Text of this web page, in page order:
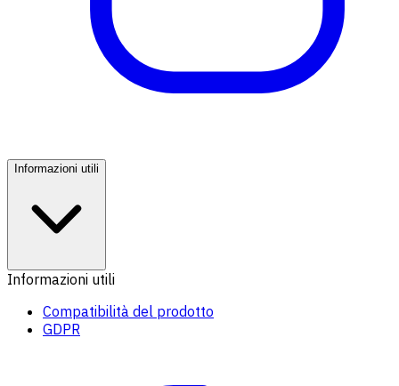
Informazioni utili
Informazioni utili
Compatibilità del prodotto
GDPR